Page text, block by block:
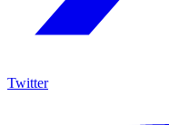
Twitter